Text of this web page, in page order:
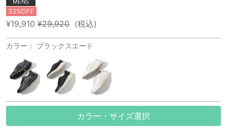
33%OFF
¥19,910 ¥29,920 (税込)
カラー： ブラックスエード
カラー・サイズ選択